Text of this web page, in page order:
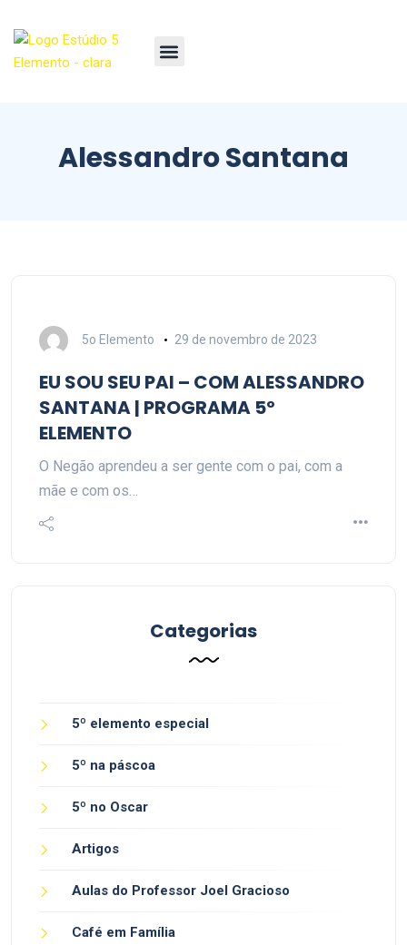
Alessandro Santana
5o Elemento 29 de novembro de 2023
EU SOU SEU PAI – COM ALESSANDRO
SANTANA | PROGRAMA 5º
ELEMENTO
O Negão aprendeu a ser gente com o pai, com a
mãe e com os…
Categorias
5º elemento especial
5º na páscoa
5º no Oscar
Artigos
Aulas do Professor Joel Gracioso
Café em Família